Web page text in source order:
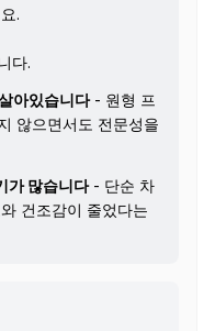
.
다.
아있습니다- 원형 프
않으면서도 전문성을
가 많습니다- 단순 차
건조감이 줄었다는